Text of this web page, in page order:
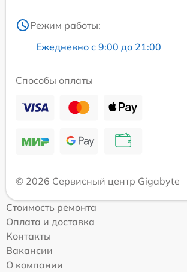
Режим работы:
Ежедневно с 9:00 до 21:00
Способы оплаты
© 2026 Сервисный центр Gigabyte
Стоимость ремонта
Оплата и доставка
Контакты
Вакансии
О компании